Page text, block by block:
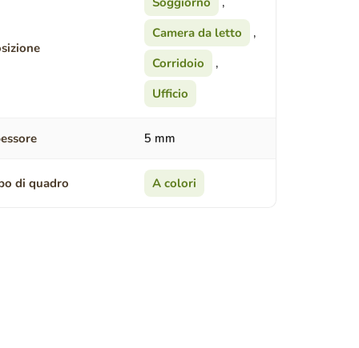
Camera da letto
,
Corridoio
,
Ufficio
5 mm
di quadro A colori